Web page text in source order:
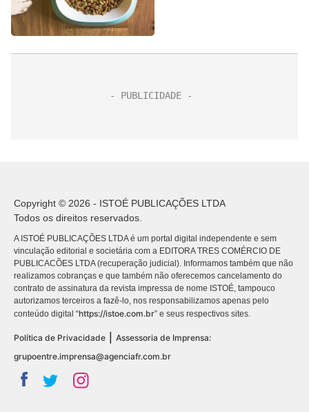
Copyright © 2026 - ISTOÉ PUBLICAÇÕES LTDA
Todos os direitos reservados.
A ISTOÉ PUBLICAÇÕES LTDA é um portal digital independente e sem
vinculação editorial e societária com a EDITORA TRES COMÉRCIO DE
PUBLICACÕES LTDA (recuperação judicial). Informamos também que não
realizamos cobranças e que também não oferecemos cancelamento do
contrato de assinatura da revista impressa de nome ISTOÉ, tampouco
autorizamos terceiros a fazê-lo, nos responsabilizamos apenas pelo
conteúdo digital “https://istoe.com.br” e seus respectivos sites.
Política de Privacidade
Assessoria de Imprensa:
grupoentre.imprensa@agenciafr.com.br